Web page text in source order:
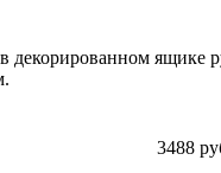
декорированном ящике
3488